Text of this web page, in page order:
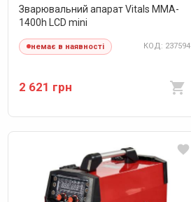
Зварювальний апарат Vitals MMA-
1400h LCD mini
немає в наявності КОД: 237594
2 621 грн